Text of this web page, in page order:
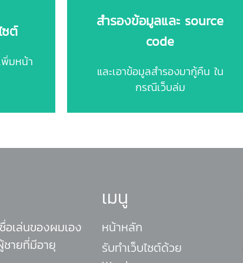
ซต์
พิ่มหน้า
สำรองข้อมูลและ source
code
และเอาข้อมูลสำรองมากู้คืน ใน
กรณีเว็บล่ม
100 บาท / ครั้ง
ติดต่อเรา
เล่นของผมเอง
ายที่มีอายุ
เมนู
หน้าหลัก
รับทำเว็บไซต์ด้วย